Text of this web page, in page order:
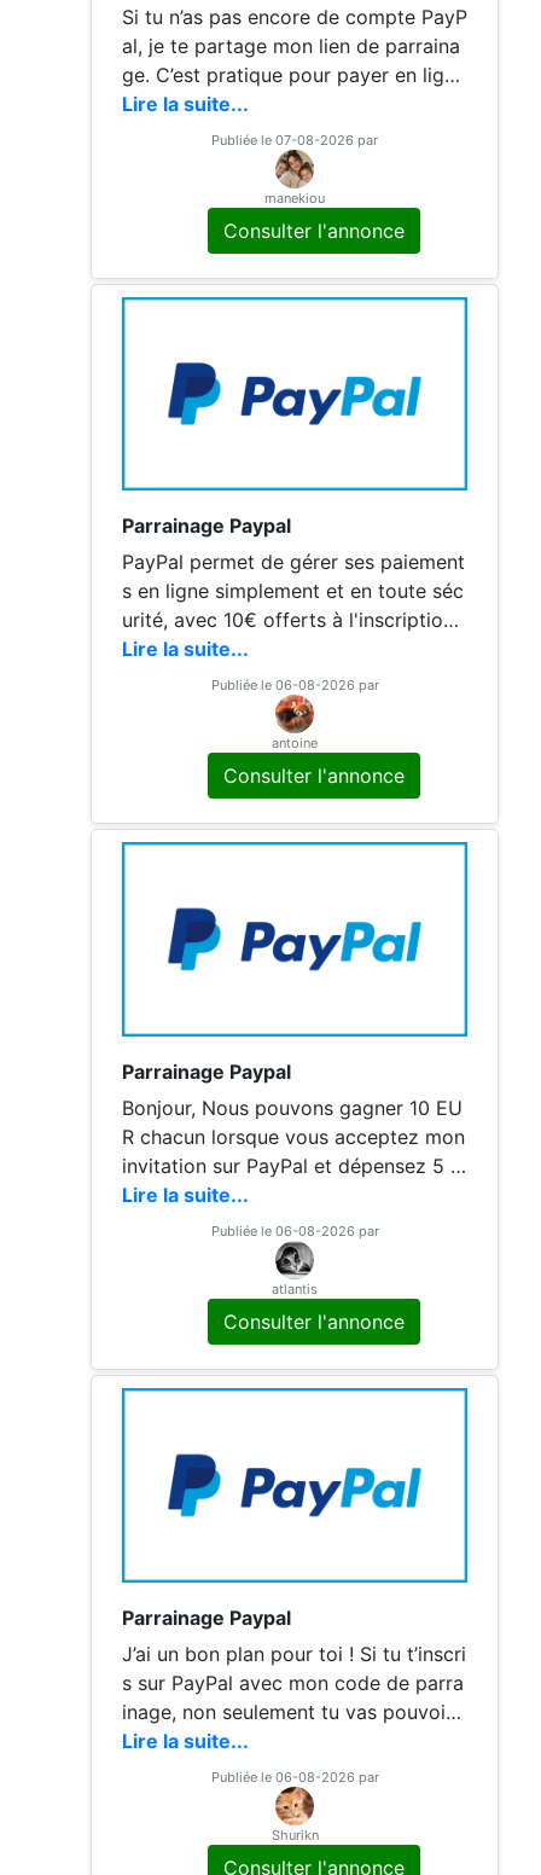
Si tu n’as pas encore de compte PayP
al, je te partage mon lien de parraina
ge. C’est pratique pour payer en lign
e, envoyer ou recevoir de l’argent sim
plement, et en passant par mon lien t
u peux profiter de l’avantage filleul di
sponible au moment de l’inscription.
De mon côté, ça me soutient aussi di
rectement, donc merci à ceux qui jou
eront le jeu https://py.pl/AxI67QG2w
5d
Lire la suite...
Publiée le 07-08-2026 par
manekiou
Consulter l'annonce
Parrainage Paypal
PayPal permet de gérer ses paiement
s en ligne simplement et en toute séc
urité, avec 10€ offerts à l'inscription.
Le service est disponible sur iOS et A
ndroid et offre une interface simple p
our gérer ses paiements au quotidien.
La création de compte est gratuite et
ne requiert pas de dépôt minimum. L
e bonus offert via le lien de parrainag
e est versé
Lire la suite...
Publiée le 06-08-2026 par
antoine
Consulter l'annonce
Parrainage Paypal
Bonjour, Nous pouvons gagner 10 EU
R chacun lorsque vous acceptez mon
invitation sur PayPal et dépensez 5 E
UR. Utilisez mon lien Merci à vous bo
nne journée
Lire la suite...
Publiée le 06-08-2026 par
atlantis
Consulter l'annonce
Parrainage Paypal
J’ai un bon plan pour toi ! Si tu t’inscri
s sur PayPal avec mon code de parra
inage, non seulement tu vas pouvoir
envoyer et recevoir de l’argent super
facilement, mais en plus, on gagne to
us les deux un petit bonus sympa 💸.
Franchement, je l’utilise tout le temps,
que ce soit pour payer en ligne ou re
Lire la suite...
Publiée le 06-08-2026 par
Shurikn
Consulter l'annonce